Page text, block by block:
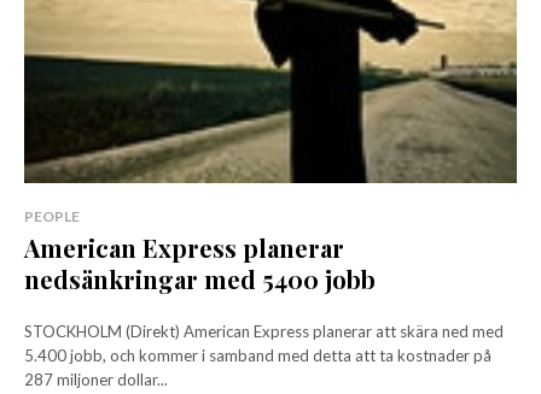
PEOPLE
American Express planerar
nedsänkringar med 5400 jobb
STOCKHOLM (Direkt) American Express planerar att skära ned med
5.400 jobb, och kommer i samband med detta att ta kostnader på
287 miljoner dollar...